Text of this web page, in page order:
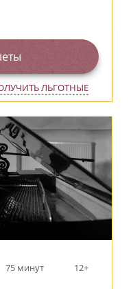
ЛЬГОТНЫЕ
75 минут 12+